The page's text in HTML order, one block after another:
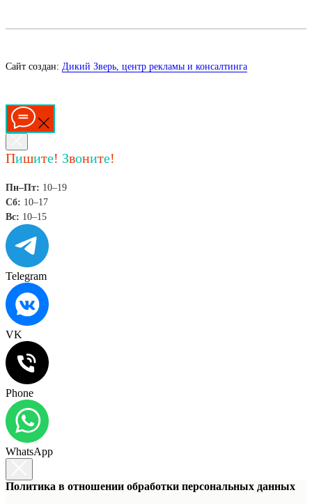
Сайт создан: Дикий Зверь, центр рекламы и консалтинга
Пишите! Звоните!
Пн–Пт: 10–19
Сб: 10–17
Вс: 10–15
Telegram
VK
Phone
WhatsApp
Политика в отношении обработки персональных данных